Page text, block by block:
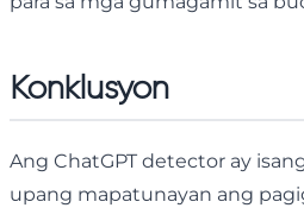
Konklusyon
Ang ChatGPT detector ay
upang mapatunayan ang